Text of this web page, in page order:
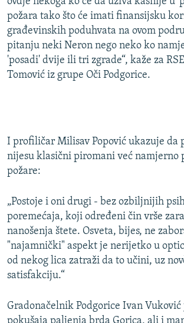
a
j
d
d
požara tako što će imati finansijsku
građevinskih poduhvata na ovom
pitanju neki Neron nego neko ko
'posadi' dvije ili tri zgrade“, kaže za
Tomović iz grupe Oči Podgorice.
I profiličar Milisav Popović ukazuje da
nijesu klasični piromani već namjerno
požare:
„Postoje i oni drugi - bez ozbiljnijih
poremećaja, koji određeni čin vrše
nanošenja štete. Osveta, bijes, ne
"najamnički" aspekt je nerijetko u
od nekog lica zatraži da to učini, uz
satisfakciju.“
Gradonačelnik Podgorice Ivan Vuković
pokušaja paljenja brda Gorica, ali i